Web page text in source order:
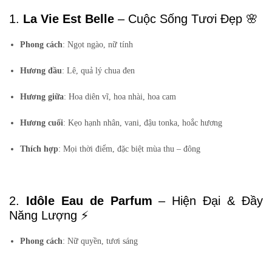
1. La Vie Est Belle – Cuộc Sống Tươi Đẹp 🌸
Phong cách: Ngọt ngào, nữ tính
Hương đầu: Lê, quả lý chua đen
Hương giữa: Hoa diên vĩ, hoa nhài, hoa cam
Hương cuối: Kẹo hạnh nhân, vani, đậu tonka, hoắc hương
Thích hợp: Mọi thời điểm, đặc biệt mùa thu – đông
2. Idôle Eau de Parfum – Hiện Đại & Đầy
Năng Lượng ⚡
Phong cách: Nữ quyền, tươi sáng